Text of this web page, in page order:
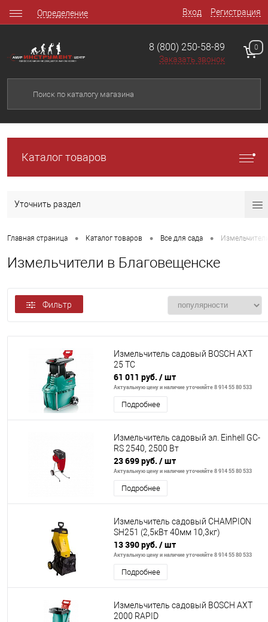
Вход Регистрация
Определение
8 (800) 250-58-89
Заказать звонок
0
Каталог товаров
Уточнить раздел
Главная страница • Каталог товаров • Все для сада •
Измельчители в Благовещенске
Фильтр
Измельчитель садовый BOSCH AXT
25 TC
61 011 руб. / шт
Актуальную цену и наличие уточняйте 8 914 55 80 533
Подробнее
Измельчитель садовый эл. Einhell GC-
RS 2540, 2500 Вт
23 699 руб. / шт
Актуальную цену и наличие уточняйте 8 914 55 80 533
Подробнее
Измельчитель садовый CHAMPION
SH251 (2,5кВт 40мм 10,3кг)
13 390 руб. / шт
Актуальную цену и наличие уточняйте 8 914 55 80 533
Подробнее
Измельчитель садовый BOSCH AXT
2000 RAPID